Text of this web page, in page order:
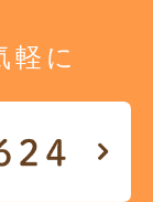
軽に